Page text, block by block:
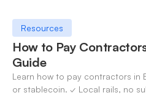
Resources
How to Pay
Guide
Learn how to pay contractors in
or stablecoin. ✓ Local rails, no